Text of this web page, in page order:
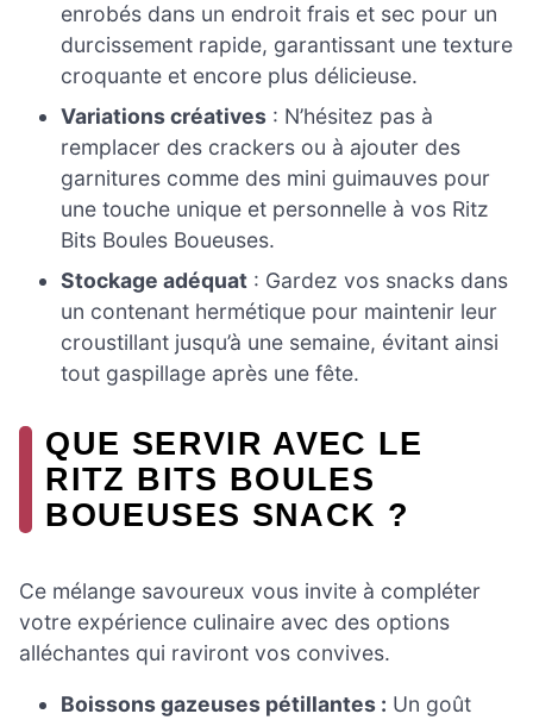
enrobés dans un endroit frais et sec pour un
durcissement rapide, garantissant une texture
croquante et encore plus délicieuse.
Variations créatives : N’hésitez pas à
remplacer des crackers ou à ajouter des
garnitures comme des mini guimauves pour
une touche unique et personnelle à vos Ritz
Bits Boules Boueuses.
Stockage adéquat : Gardez vos snacks dans
un contenant hermétique pour maintenir leur
croustillant jusqu’à une semaine, évitant ainsi
tout gaspillage après une fête.
QUE SERVIR AVEC LE
RITZ BITS BOULES
BOUEUSES SNACK ?
Ce mélange savoureux vous invite à compléter
votre expérience culinaire avec des options
alléchantes qui raviront vos convives.
Boissons gazeuses pétillantes : Un goût